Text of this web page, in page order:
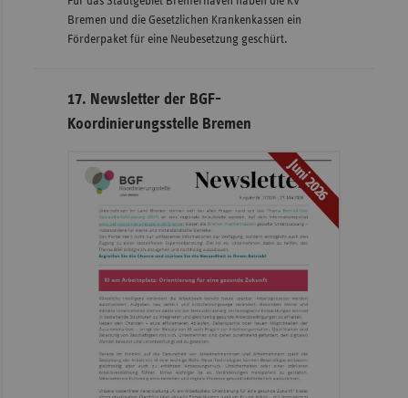
Bremen und die Gesetzlichen Krankenkassen ein
Förderpaket für eine Neubesetzung geschürt.
17. Newsletter der BGF-
Koordinierungsstelle Bremen
Juni 2026